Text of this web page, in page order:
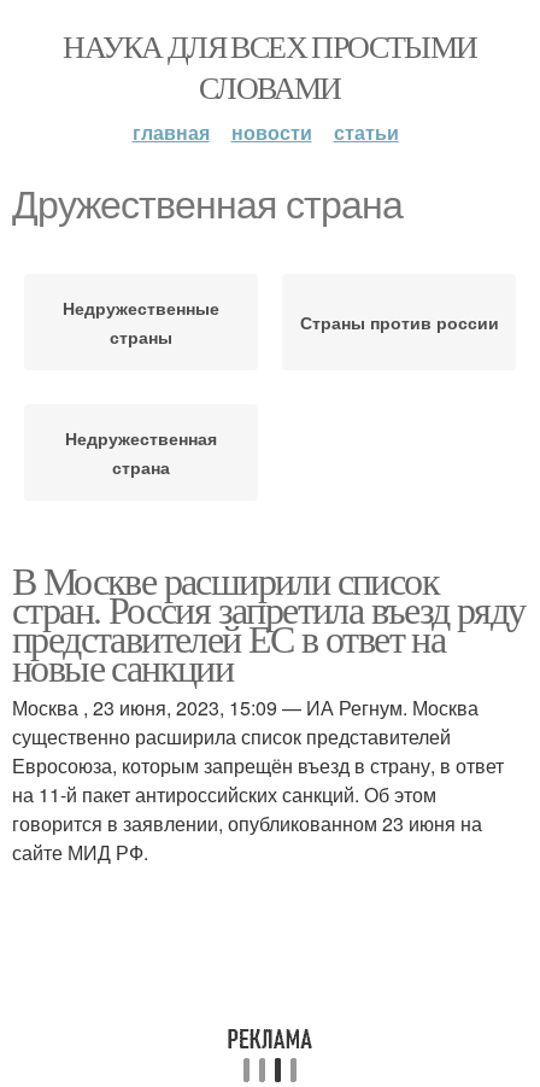
НАУКА ДЛЯ ВСЕХ ПРОСТЫМИ
СЛОВАМИ
главная новости статьи
Дружественная страна
Недружественные
страны
Страны против россии
Недружественная
страна
В Москве расширили список
стран. Россия запретила въезд ряду
представителей ЕС в ответ на
новые санкции
Москва , 23 июня, 2023, 15:09 — ИА Регнум. Москва
существенно расширила список представителей
Евросоюза, которым запрещён въезд в страну, в ответ
на 11-й пакет антироссийских санкций. Об этом
говорится в заявлении, опубликованном 23 июня на
сайте МИД РФ.